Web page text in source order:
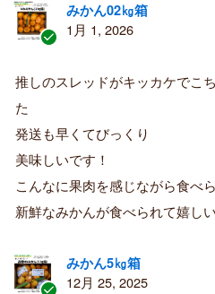
証
済
購
者
みかん02㎏箱
1月 1, 2026
推しのスレッドがキッカケでこ
た
発送も早くてびっくり
美味しいです！
こんなに果肉を感じながら食べ
新鮮なみかんが食べられて嬉し
みかん5㎏箱
12月 25, 2025